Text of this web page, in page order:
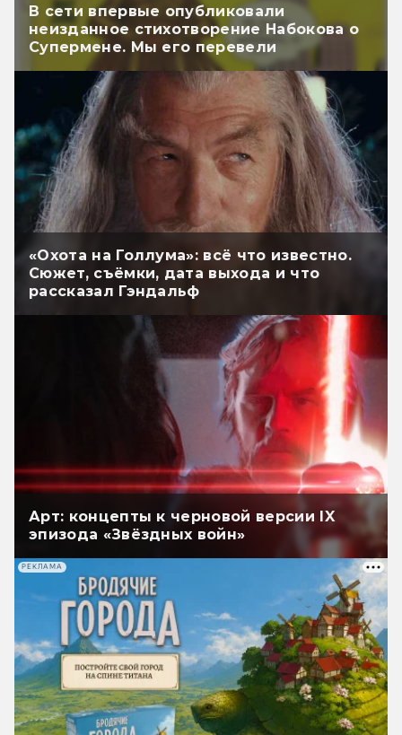
В сети впервые опубликовали
неизданное стихотворение Набокова о
Супермене. Мы его перевели
«Охота на Голлума»: всё что известно.
Сюжет, съёмки, дата выхода и что
рассказал Гэндальф
Арт: концепты к черновой версии IX
эпизода «Звёздных войн»
РЕКЛАМА